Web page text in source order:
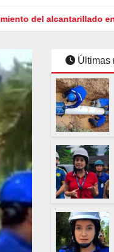
en Florencia con
Últimas